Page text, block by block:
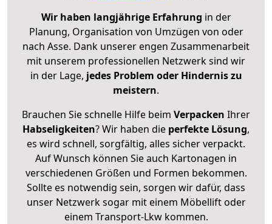
Wir haben langjährige Erfahrung in der
Planung, Organisation von Umzügen von oder
nach Asse. Dank unserer engen Zusammenarbeit
mit unserem professionellen Netzwerk sind wir
in der Lage, jedes Problem oder Hindernis zu
meistern.
Brauchen Sie schnelle Hilfe beim Verpacken Ihrer
Habseligkeiten? Wir haben die perfekte Lösung,
es wird schnell, sorgfältig, alles sicher verpackt.
Auf Wunsch können Sie auch Kartonagen in
verschiedenen Größen und Formen bekommen.
Sollte es notwendig sein, sorgen wir dafür, dass
unser Netzwerk sogar mit einem Möbellift oder
einem Transport-Lkw kommen.